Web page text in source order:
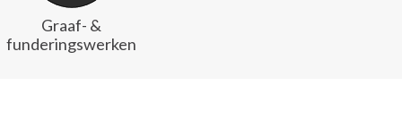
Graaf- &
funderingswerken